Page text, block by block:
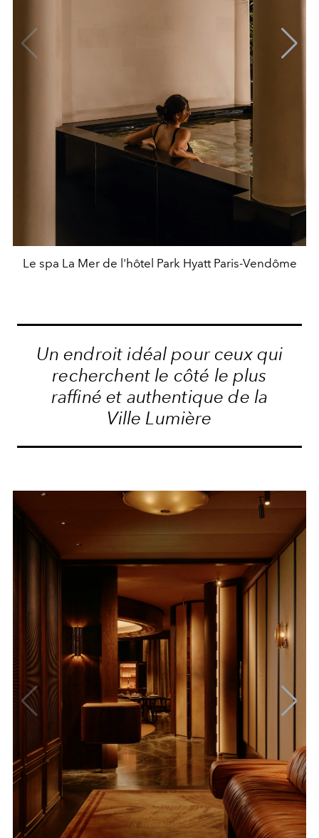
Le spa La Mer de l'hôtel Park Hyatt Paris-Vendôme
Un endroit idéal pour ceux qui
recherchent le côté le plus
raffiné et authentique de la
Ville Lumière